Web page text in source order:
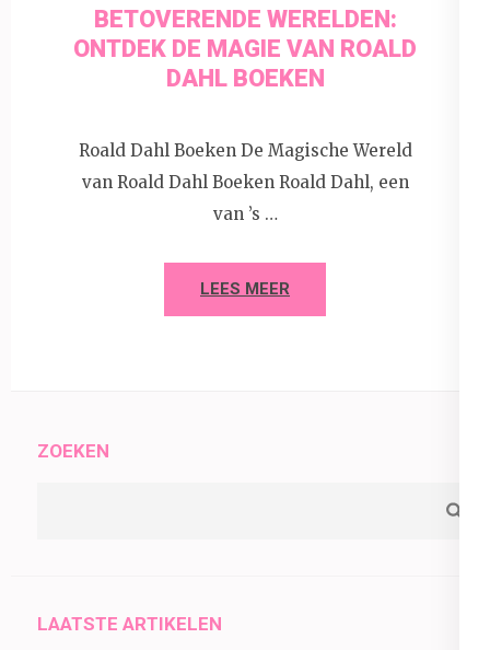
BETOVERENDE WERELDEN:
ONTDEK DE MAGIE VAN ROALD
DAHL BOEKEN
Roald Dahl Boeken De Magische Wereld
van Roald Dahl Boeken Roald Dahl, een
van ’s …
LEES MEER
ZOEKEN
LAATSTE ARTIKELEN